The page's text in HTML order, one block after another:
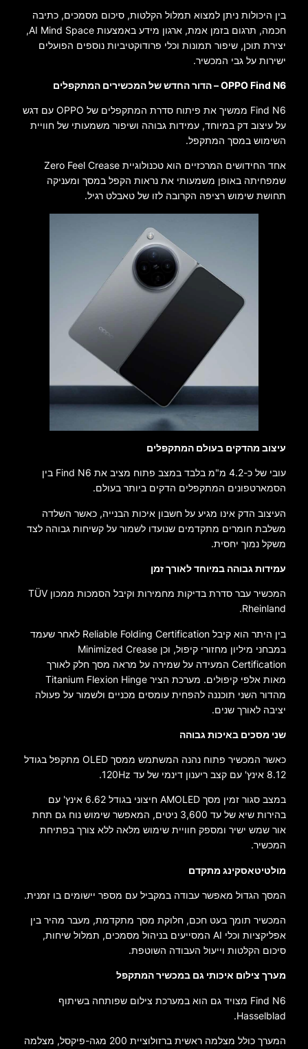
בין היכולות ניתן למצוא תמלול הקלטות, סיכום מסמכים, כתיבה
חכמה, תרגום בזמן אמת, ארגון מידע באמצעות AI Mind Space,
יצירת תוכן, שיפור תמונות וכלי פרודוקטיביות נוספים הפועלים
ישירות על גבי המכשיר.
OPPO Find N6 – הדור החדש של המכשירים המתקפלים
Find N6 ממשיך את פיתוח סדרת המתקפלים של OPPO עם דגש
על עיצוב דק במיוחד, עמידות גבוהה ושיפור משמעותי של חוויית
השימוש במסך המתקפל.
אחד החידושים המרכזיים הוא טכנולוגיית Zero Feel Crease
שמפחיתה באופן משמעותי את נראות הקפל במסך ומעניקה
תחושת שימוש רציפה הקרובה לזו של טאבלט רגיל.
עיצוב מהדקים בעולם המתקפלים
עובי של כ-4.2 מ"מ בלבד במצב פתוח מציב את Find N6 בין
הסמארטפונים המתקפלים הדקים ביותר בעולם.
העיצוב הדק אינו מגיע על חשבון איכות הבנייה, כאשר השלדה
משלבת חומרים מתקדמים שנועדו לשמור על קשיחות גבוהה לצד
משקל נמוך יחסית.
עמידות גבוהה במיוחד לאורך זמן
המכשיר עבר סדרת בדיקות מחמירות וקיבל הסמכות ממכון TÜV
Rheinland.
בין היתר הוא קיבל Reliable Folding Certification לאחר שעמד
במבחני מיליון מחזורי קיפול, וכן Minimized Crease
Certification המעידה על שמירה על מראה מסך חלק לאורך
מאות אלפי קיפולים. מערכת הציר Titanium Flexion Hinge
מהדור השני תוכננה להפחית עומסים מכניים ולשמור על פעולה
יציבה לאורך שנים.
שני מסכים באיכות גבוהה
כאשר המכשיר פתוח נהנה המשתמש ממסך OLED מתקפל בגודל
8.12 אינץ' עם קצב ריענון דינמי של עד 120Hz.
במצב סגור זמין מסך AMOLED חיצוני בגודל 6.62 אינץ' עם
בהירות שיא של עד 3,600 ניטים, המאפשר שימוש נוח גם תחת
אור שמש ישיר ומספק חוויית שימוש מלאה ללא צורך בפתיחת
המכשיר.
מולטיטאסקינג מתקדם
המסך הגדול מאפשר עבודה במקביל עם מספר יישומים בו זמנית.
המכשיר תומך בעט חכם, חלוקת מסך מתקדמת, מעבר מהיר בין
אפליקציות וכלי AI המסייעים בניהול מסמכים, תמלול שיחות,
סיכום הקלטות וייעול העבודה השוטפת.
מערך צילום איכותי גם במכשיר המתקפל
Find N6 מצויד גם הוא במערכת צילום שפותחה בשיתוף
Hasselblad.
המערך כולל מצלמה ראשית ברזולוציית 200 מגה-פיקסל, מצלמה